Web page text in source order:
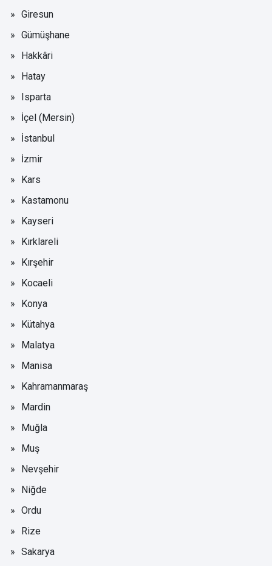
Giresun
Gümüşhane
Hakkâri
Hatay
Isparta
İçel (Mersin)
İstanbul
İzmir
Kars
Kastamonu
Kayseri
Kırklareli
Kırşehir
Kocaeli
Konya
Kütahya
Malatya
Manisa
Kahramanmaraş
Mardin
Muğla
Muş
Nevşehir
Niğde
Ordu
Rize
Sakarya